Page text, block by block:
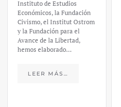
Decreto 13/2018, a través
del…
LEER MÁS…